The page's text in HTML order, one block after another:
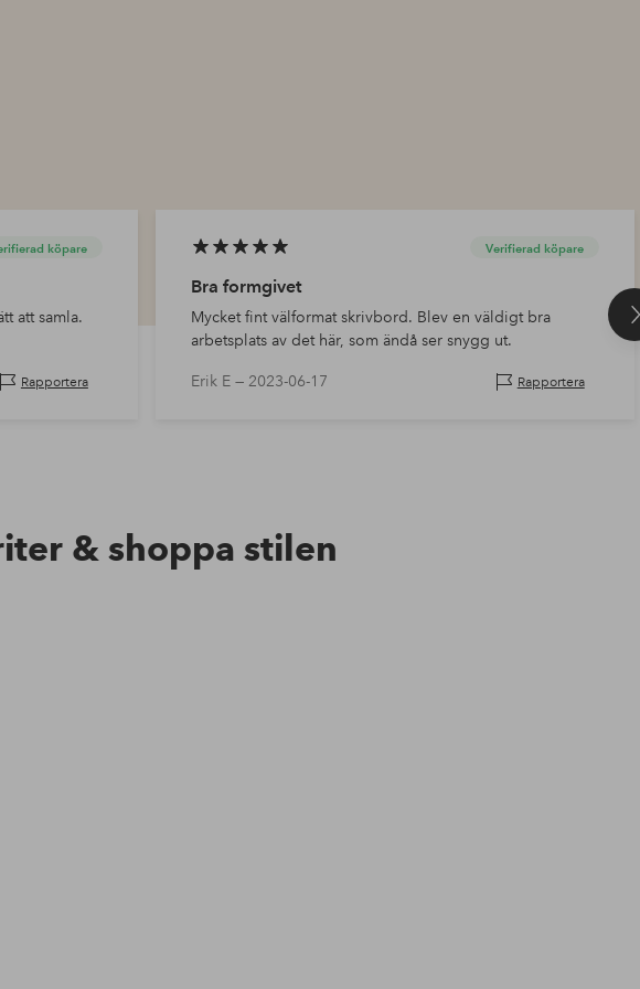
köpare
att samla.
Rapportera
Verifierad köpare
Bra formgivet
Mycket fint välformat skrivbord. Blev en väldigt bra
arbetsplats av det här, som ändå ser snygg ut.
Erik E — 2023-06-17 Rapportera
& shoppa stilen